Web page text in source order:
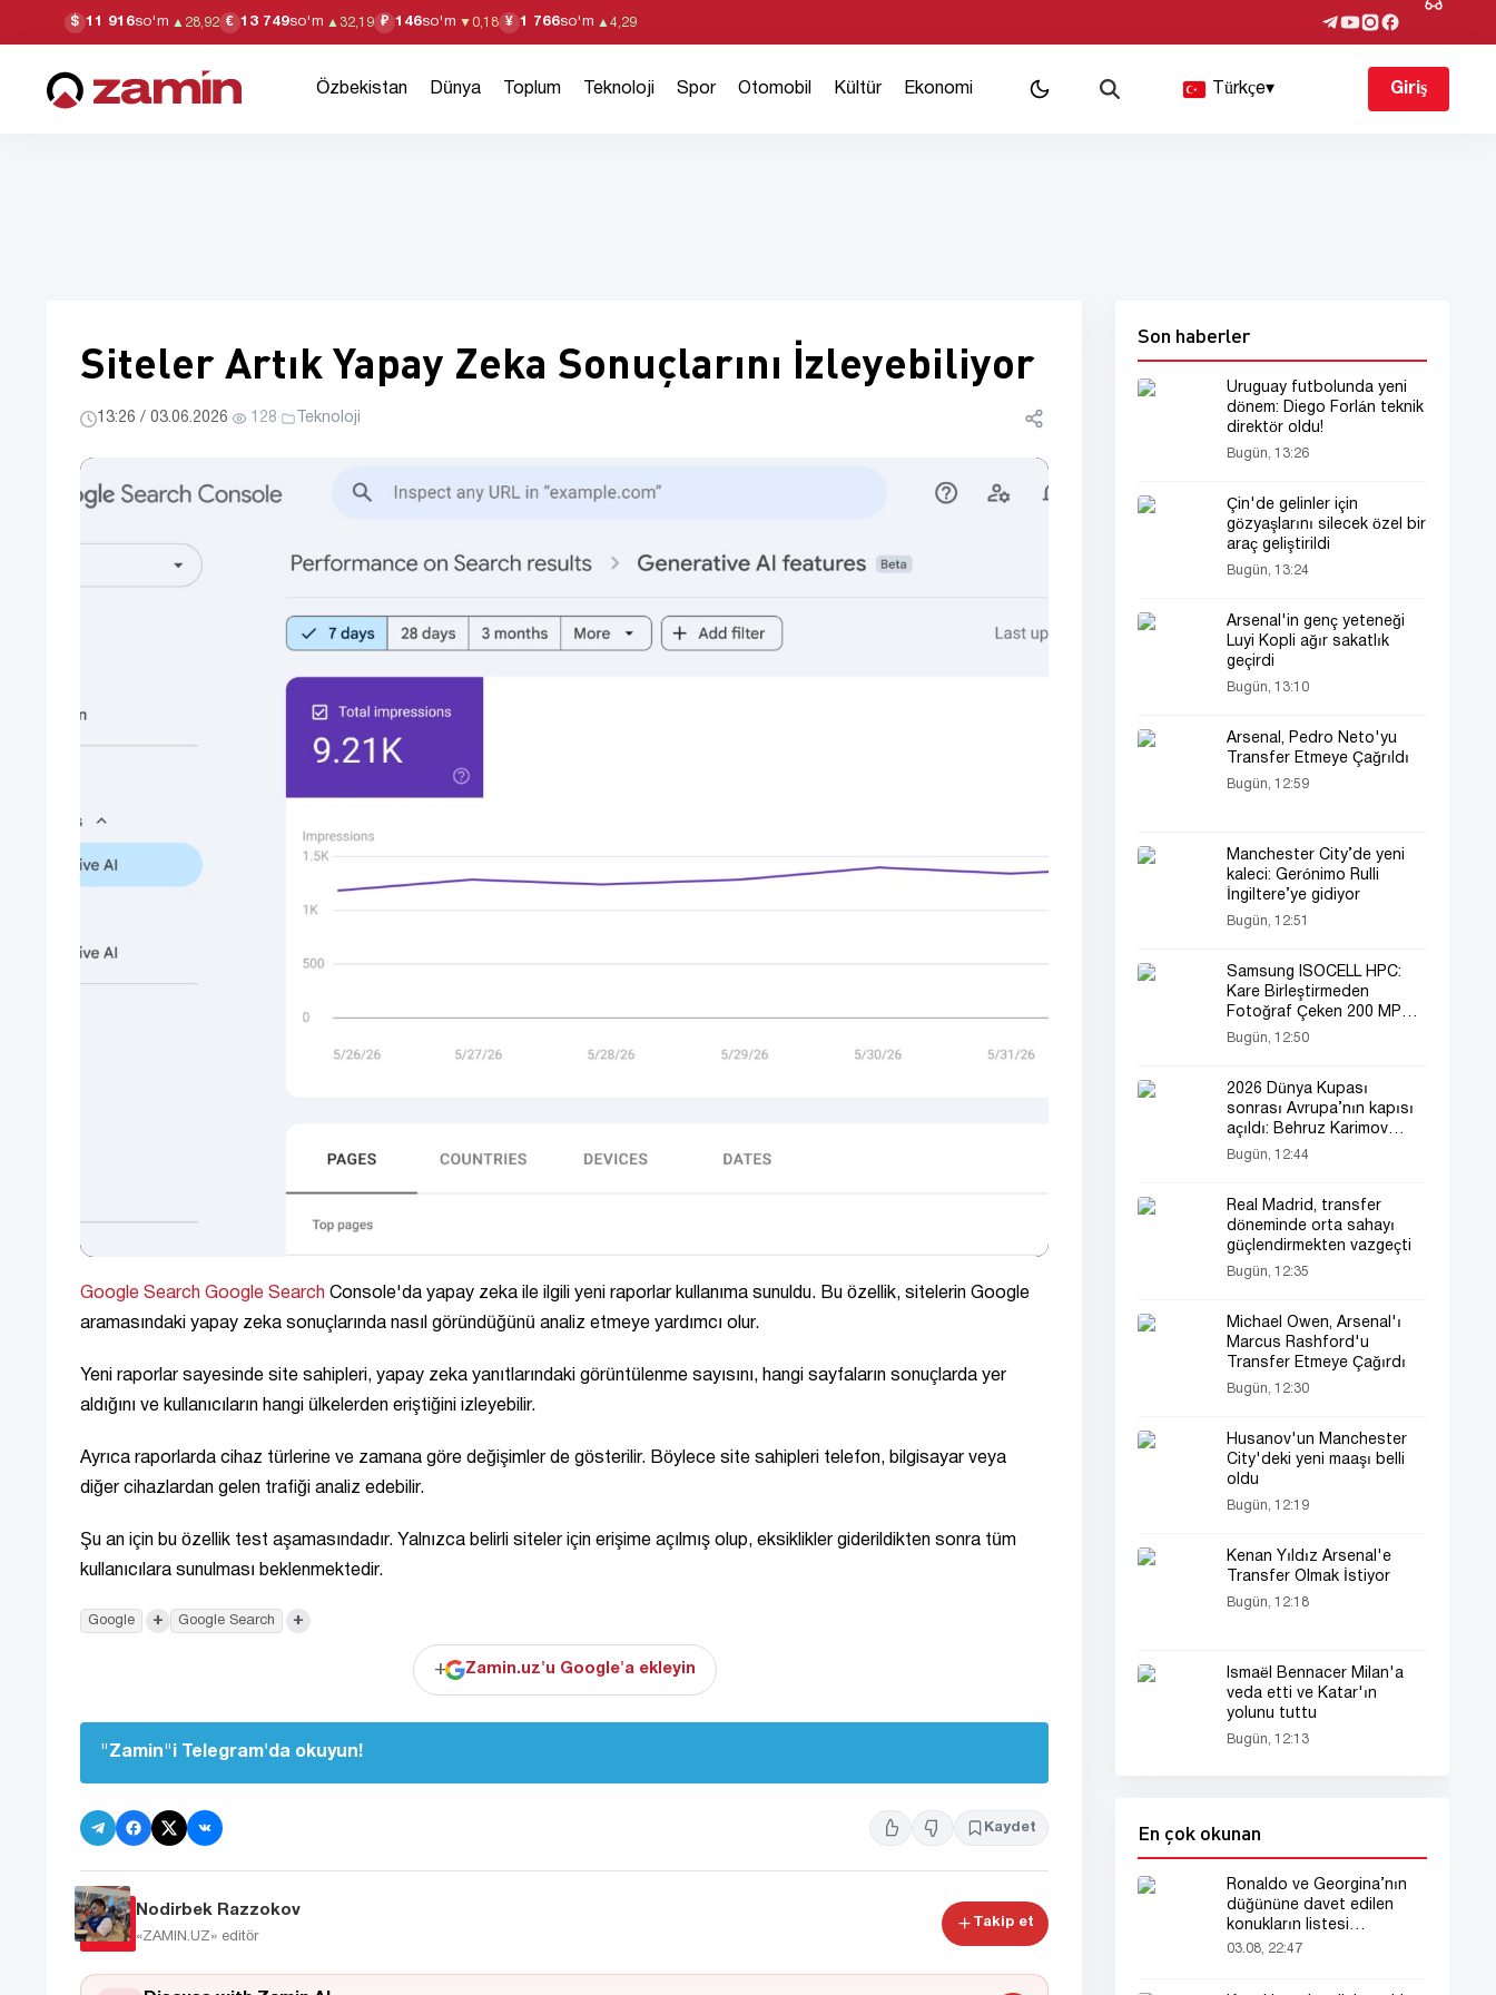
$ 11 916so'm ▲ 28,92 € 13 749so'm ▲ 32,19 ₽ 146so'm ▼ 0,18 ¥ 1 766so'm ▲ 4,29
Özbekistan Dünya Toplum Teknoloji Spor Otomobil Kültür Ekonomi Türkçe▾ Giriş
Siteler Artık Yapay Zeka Sonuçlarını İzleyebiliyor
13:26 / 03.06.2026· 128· Teknoloji
Google Search Google Search Console'da yapay zeka ile ilgili yeni raporlar kullanıma sunuldu. Bu özellik, sitelerin Google
aramasındaki yapay zeka sonuçlarında nasıl göründüğünü analiz etmeye yardımcı olur.
Yeni raporlar sayesinde site sahipleri, yapay zeka yanıtlarındaki görüntülenme sayısını, hangi sayfaların sonuçlarda yer
aldığını ve kullanıcıların hangi ülkelerden eriştiğini izleyebilir.
Ayrıca raporlarda cihaz türlerine ve zamana göre değişimler de gösterilir. Böylece site sahipleri telefon, bilgisayar veya
diğer cihazlardan gelen trafiği analiz edebilir.
Şu an için bu özellik test aşamasındadır. Yalnızca belirli siteler için erişime açılmış olup, eksiklikler giderildikten sonra tüm
kullanıcılara sunulması beklenmektedir.
Google + Google Search +
+ Zamin.uz'u Google'a ekleyin
"Zamin"i Telegram'da okuyun!
Kaydet
Nodirbek Razzokov
«ZAMIN.UZ» editör
Takip et
Son haberler
Uruguay futbolunda yeni
dönem: Diego Forlán teknik
direktör oldu!
Bugün, 13:26
Çin'de gelinler için
gözyaşlarını silecek özel bir
araç geliştirildi
Bugün, 13:24
Arsenal'in genç yeteneği
Luyi Kopli ağır sakatlık
geçirdi
Bugün, 13:10
Arsenal, Pedro Neto'yu
Transfer Etmeye Çağrıldı
Bugün, 12:59
Manchester City’de yeni
kaleci: Gerónimo Rulli
İngiltere’ye gidiyor
Bugün, 12:51
Samsung ISOCELL HPC:
Kare Birleştirmeden
Fotoğraf Çeken 200 MP
Sensör
Bugün, 12:50
2026 Dünya Kupası
sonrası Avrupa’nın kapısı
açıldı: Behruz Karimov
Lugano’ya transfer oldu!
Bugün, 12:44
Real Madrid, transfer
döneminde orta sahayı
güçlendirmekten vazgeçti
Bugün, 12:35
Michael Owen, Arsenal'ı
Marcus Rashford'u
Transfer Etmeye Çağırdı
Bugün, 12:30
Husanov'un Manchester
City'deki yeni maaşı belli
oldu
Bugün, 12:19
Kenan Yıldız Arsenal'e
Transfer Olmak İstiyor
Bugün, 12:18
Ismaël Bennacer Milan'a
veda etti ve Katar'ın
yolunu tuttu
Bugün, 12:13
En çok okunan
Ronaldo ve Georgina’nın
düğününe davet edilen
konukların listesi
gündemde
03.08, 22:47